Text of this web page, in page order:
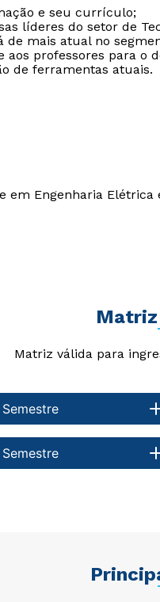
e seu currículo;
líderes do setor de
mais atual no
professores para o
de ferramentas atuais.
em Engenharia Elétrica
Matriz válida para
Semestre
Semestre